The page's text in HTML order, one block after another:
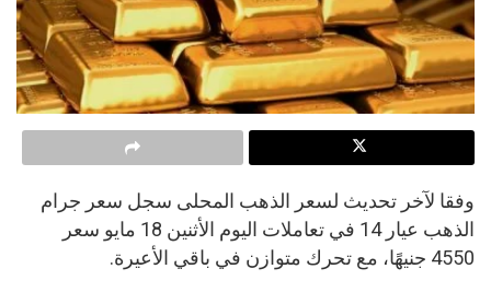
وفقا لآخر تحديث لسعر الذهب المحلى سجل سعر جرام
الذهب عيار 14 في تعاملات اليوم الأثنين 18 مايو سعر
4550 جنيهًا، مع تحرك متوازن في باقي الأعيرة.